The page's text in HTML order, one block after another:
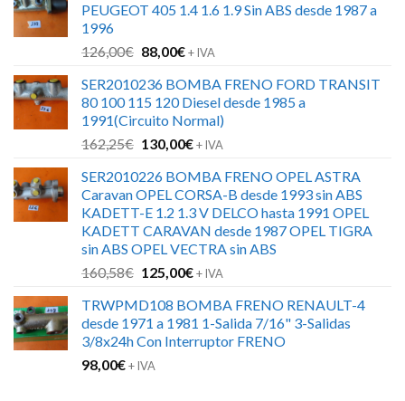
PEUGEOT 405 1.4 1.6 1.9 Sin ABS desde 1987 a
1996
126,00€ El
original
era:
126,00€.
88,00€El
actual
es:
88,00€.
+ IVA
SER2010236 BOMBA FRENO FORD TRANSIT
80 100 115 120 Diesel desde 1985 a
1991(Circuito Normal)
162,25€ El
original
era:
162,25€.
130,00€El
actual
es:
130,00€.
+ IVA
SER2010226 BOMBA FRENO OPEL ASTRA
Caravan OPEL CORSA-B desde 1993 sin ABS
KADETT-E 1.2 1.3 V DELCO hasta 1991 OPEL
KADETT CARAVAN desde 1987 OPEL TIGRA
sin ABS OPEL VECTRA sin ABS
160,58€ El
original
era:
160,58€.
125,00€El
actual
es:
125,00€.
+ IVA
TRWPMD108 BOMBA FRENO RENAULT-4
desde 1971 a 1981 1-Salida 7/16" 3-Salidas
3/8x24h Con Interruptor FRENO
98,00€+ IVA